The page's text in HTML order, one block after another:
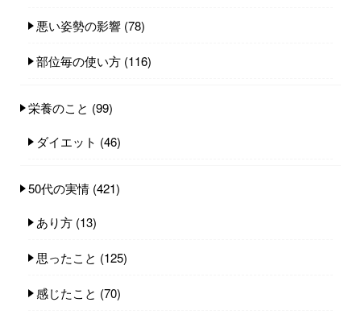
悪い姿勢の影響 (78)
部位毎の使い方 (116)
栄養のこと (99)
ダイエット (46)
50代の実情 (421)
あり方 (13)
思ったこと (125)
感じたこと (70)